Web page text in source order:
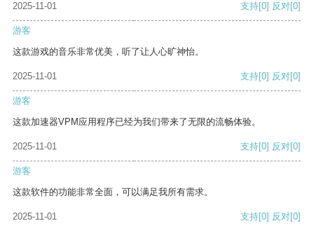
2025-11-01 支持[0] 反对[0]
游客
这款游戏的音乐非常优美，听了让人心旷神怡。
2025-11-01 支持[0] 反对[0]
游客
这款加速器VPM应用程序已经为我们带来了无限的流畅体验。
2025-11-01 支持[0] 反对[0]
游客
这款软件的功能非常全面，可以满足我所有需求。
2025-11-01 支持[0] 反对[0]